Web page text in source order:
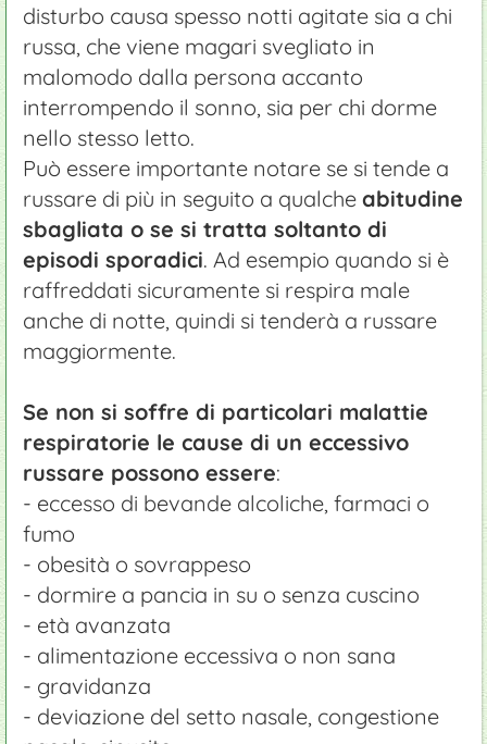
disturbo causa spesso notti agitate sia a chi
russa, che viene magari svegliato in
malomodo dalla persona accanto
interrompendo il sonno, sia per chi dorme
nello stesso letto.
Può essere importante notare se si tende a
russare di più in seguito a qualche abitudine
sbagliata o se si tratta soltanto di
episodi sporadici. Ad esempio quando si è
raffreddati sicuramente si respira male
anche di notte, quindi si tenderà a russare
maggiormente.
Se non si soffre di particolari malattie
respiratorie le cause di un eccessivo
russare possono essere:
- eccesso di bevande alcoliche, farmaci o
fumo
- obesità o sovrappeso
- dormire a pancia in su o senza cuscino
- età avanzata
- alimentazione eccessiva o non sana
- gravidanza
- deviazione del setto nasale, congestione